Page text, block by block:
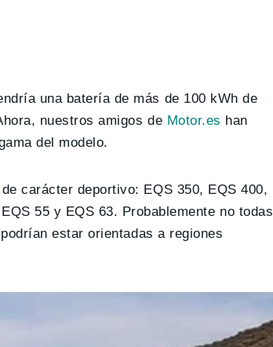
una batería de más de 100 kWh de
nuestros amigos de Motor.es han
del modelo.
carácter deportivo: EQS 350, EQS 400,
55 y EQS 63. Probablemente no todas
estar orientadas a regiones